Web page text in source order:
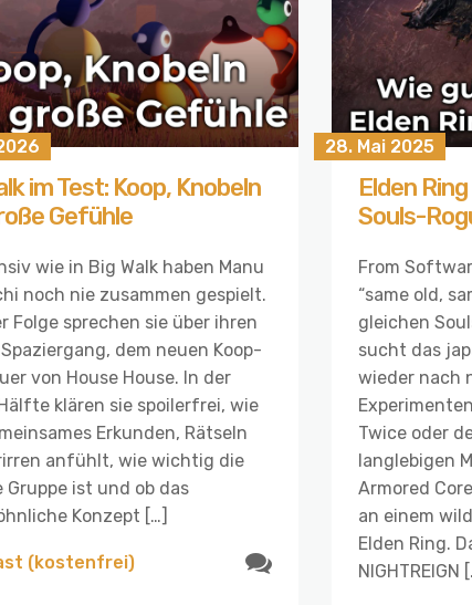
im Test: Koop, Knobeln
Gefühle
wie in Big Walk haben Manu
noch nie zusammen gespielt.
Folge sprechen sie über ihren
dem neuen Koop-
von House House. In der
klären sie spoilerfrei, wie
Erkunden, Rätseln
anfühlt, wie wichtig die
Gruppe ist und ob das
Konzept […]
(kostenfrei)
28. Mai 2025
Elden
Souls-
From
“same old,
gleichen
sucht das
wieder nach
Twice oder
langlebigen
Armored
an einem
Elden Ring.
NIGHTREIGN